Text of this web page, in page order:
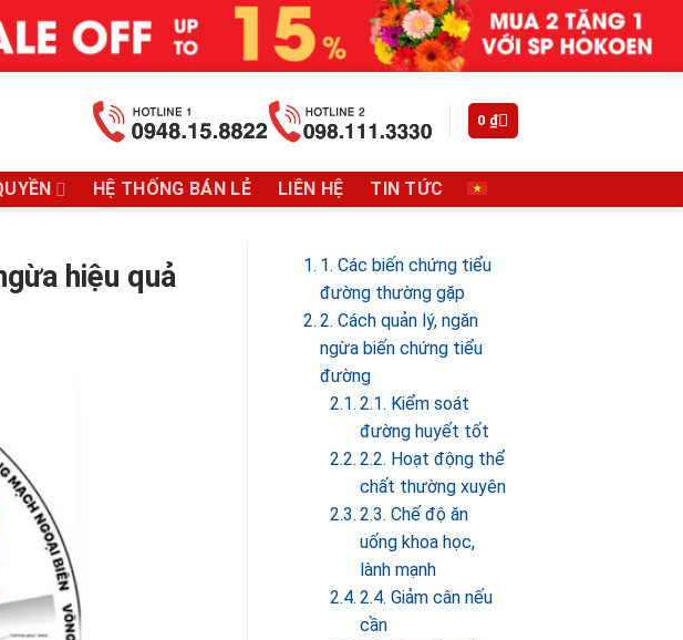
0 ₫
HỆ THỐNG BÁN LẺ LIÊN HỆ TIN TỨC
hiệu quả
1. Các biến chứng tiểu
đường thường gặp
2. Cách quản lý, ngăn
ngừa biến chứng tiểu
đường
2.1. Kiểm soát
đường huyết tốt
2.2. Hoạt động thể
chất thường xuyên
2.3. Chế độ ăn
uống khoa học,
lành mạnh
2.4. Giảm cân nếu
cần